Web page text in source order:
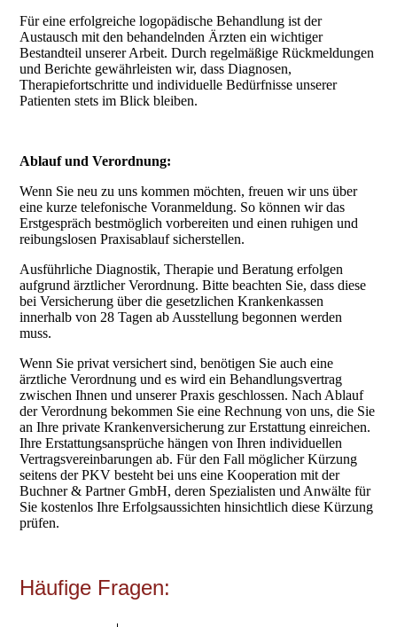
Für eine erfolgreiche logopädische Behandlung ist der
Austausch mit den behandelnden Ärzten ein wichtiger
Bestandteil unserer Arbeit. Durch regelmäßige Rückmeldungen
und Berichte gewährleisten wir, dass Diagnosen,
Therapiefortschritte und individuelle Bedürfnisse unserer
Patienten stets im Blick bleiben.
Ablauf und Verordnung:
Wenn Sie neu zu uns kommen möchten, freuen wir uns über
eine kurze telefonische Voranmeldung. So können wir das
Erstgespräch bestmöglich vorbereiten und einen ruhigen und
reibungslosen Praxisablauf sicherstellen.
Ausführliche Diagnostik, Therapie und Beratung erfolgen
aufgrund ärztlicher Verordnung. Bitte beachten Sie, dass diese
bei Versicherung über die gesetzlichen Krankenkassen
innerhalb von 28 Tagen ab Ausstellung begonnen werden
muss.
Wenn Sie privat versichert sind, benötigen Sie auch eine
ärztliche Verordnung und es wird ein Behandlungsvertrag
zwischen Ihnen und unserer Praxis geschlossen. Nach Ablauf
der Verordnung bekommen Sie eine Rechnung von uns, die Sie
an Ihre private Krankenversicherung zur Erstattung einreichen.
Ihre Erstattungsansprüche hängen von Ihren individuellen
Vertragsvereinbarungen ab. Für den Fall möglicher Kürzung
seitens der PKV besteht bei uns eine Kooperation mit der
Buchner & Partner GmbH, deren Spezialisten und Anwälte für
Sie kostenlos Ihre Erfolgsaussichten hinsichtlich diese Kürzung
prüfen.
Häufige Fragen: